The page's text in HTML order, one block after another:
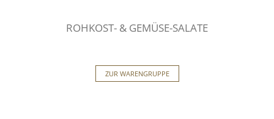
ROHKOST- & GEMÜSE-SALATE
ZUR WARENGRUPPE